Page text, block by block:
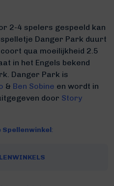
2-4 spelers gespeeld kan
Danger Park duurt
qua moeilijkheid 2.5
in het Engels bekend
Danger Park is
& Ben Sobine en wordt in
door Story
Spellenwinkel: